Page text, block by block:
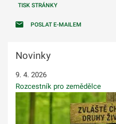
TISK STRÁNKY
POSLAT E-MAILEM
Novinky
9. 4. 2026
Rozcestník pro zemědělce